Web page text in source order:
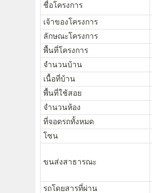
ชื่อโครงการ
เจ้าของโครงการ
ลักษณะโครงการ
พื้นที่โครงการ
จำนวนบ้าน
เนื้อที่บ้าน
พื้นที่ใช้สอย
จำนวนห้อง
ที่จอดรถทั้งหมด
โซน
ขนส่งสาธารณะ
รถโดยสารที่ผ่าน